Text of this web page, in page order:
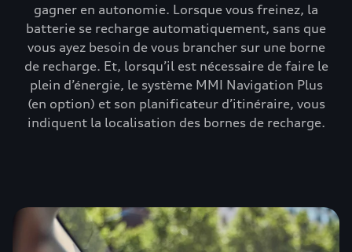
gagner en autonomie. Lorsque vous freinez, la
batterie se recharge automatiquement, sans que
vous ayez besoin de vous brancher sur une borne
de recharge. Et, lorsqu’il est nécessaire de faire le
plein d’énergie, le système MMI Navigation Plus
(en option) et son planificateur d’itinéraire, vous
indiquent la localisation des bornes de recharge.